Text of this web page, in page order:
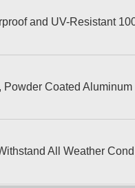
100% Waterproof
Powder Coated Aluminum
All Weather